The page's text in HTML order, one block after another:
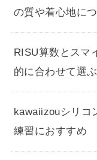
の質や着心地に
RISU算数とスマ
的に合わせて選ぶ
kawaiizouシリコ
練習におすすめ